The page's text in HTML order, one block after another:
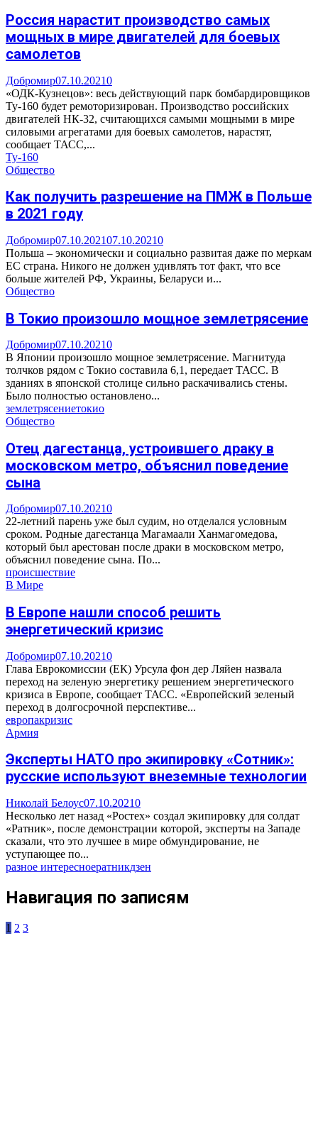
Россия нарастит производство самых
мощных в мире двигателей для боевых
самолетов
Добромир07.10.20210
«ОДК-Кузнецов»: весь действующий парк бомбардировщиков
Ту-160 будет ремоторизирован. Производство российских
двигателей НК-32, считающихся самыми мощными в мире
силовыми агрегатами для боевых самолетов, нарастят,
сообщает ТАСС,...
Ту-160
Общество
Как получить разрешение на ПМЖ в Польше
в 2021 году
Добромир07.10.202107.10.20210
Польша – экономически и социально развитая даже по меркам
ЕС страна. Никого не должен удивлять тот факт, что все
больше жителей РФ, Украины, Беларуси и...
Общество
В Токио произошло мощное землетрясение
Добромир07.10.20210
В Японии произошло мощное землетрясение. Магнитуда
толчков рядом с Токио составила 6,1, передает ТАСС. В
зданиях в японской столице сильно раскачивались стены.
Было полностью остановлено...
землетрясениетокио
Общество
Отец дагестанца, устроившего драку в
московском метро, объяснил поведение
сына
Добромир07.10.20210
22-летний парень уже был судим, но отделался условным
сроком. Родные дагестанца Магамаали Ханмагомедова,
который был арестован после драки в московском метро,
объяснил поведение сына. По...
происшествие
В Мире
В Европе нашли способ решить
энергетический кризис
Добромир07.10.20210
Глава Еврокомиссии (ЕК) Урсула фон дер Ляйен назвала
переход на зеленую энергетику решением энергетического
кризиса в Европе, сообщает ТАСС. «Европейский зеленый
переход в долгосрочной перспективе...
европакризис
Армия
Эксперты НАТО про экипировку «Сотник»:
русские используют внеземные технологии
Николай Белоус07.10.20210
Несколько лет назад «Ростех» создал экипировку для солдат
«Ратник», после демонстрации которой, эксперты на Западе
сказали, что это лучшее в мире обмундирование, не
уступающее по...
разное интересноератникдзен
Навигация по записям
1 2 3